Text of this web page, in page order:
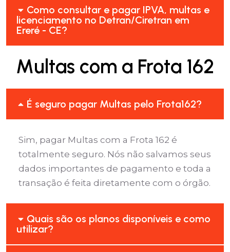
Como consultar e pagar IPVA, multas e
licenciamento no Detran/Ciretran em
Ereré - CE?
Multas com a Frota 162
É seguro pagar Multas pelo Frota162?
Sim, pagar Multas com a Frota 162 é
totalmente seguro. Nós não salvamos seus
dados importantes de pagamento e toda a
transação é feita diretamente com o órgão.
Quais são os planos disponíveis e como
utilizar?